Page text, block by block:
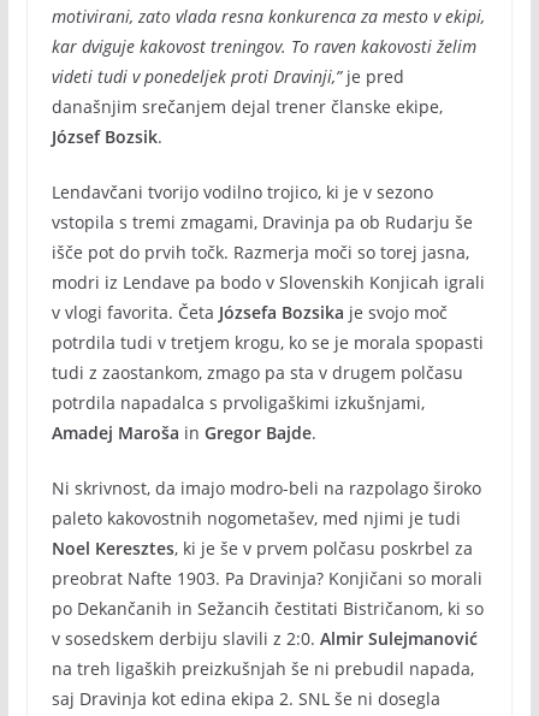
motivirani, zato vlada resna konkurenca za mesto v ekipi,
kar dviguje kakovost treningov. To raven kakovosti želim
videti tudi v ponedeljek proti Dravinji,”je pred
današnjim srečanjem dejal trener članske ekipe,
József Bozsik.
Lendavčani tvorijo vodilno trojico, ki je v sezono
vstopila s tremi zmagami, Dravinja pa ob Rudarju še
išče pot do prvih točk. Razmerja moči so torej jasna,
modri iz Lendave pa bodo v Slovenskih Konjicah igrali
v vlogi favorita. Četa Józsefa Bozsika je svojo moč
potrdila tudi v tretjem krogu, ko se je morala spopasti
tudi z zaostankom, zmago pa sta v drugem polčasu
potrdila napadalca s prvoligaškimi izkušnjami,
Amadej Maroša in Gregor Bajde.
Ni skrivnost, da imajo modro-beli na razpolago široko
paleto kakovostnih nogometašev, med njimi je tudi
Noel Keresztes, ki je še v prvem polčasu poskrbel za
preobrat Nafte 1903. Pa Dravinja? Konjičani so morali
po Dekančanih in Sežancih čestitati Bistričanom, ki so
v sosedskem derbiju slavili z 2:0. Almir Sulejmanović
na treh ligaških preizkušnjah še ni prebudil napada,
saj Dravinja kot edina ekipa 2. SNL še ni dosegla